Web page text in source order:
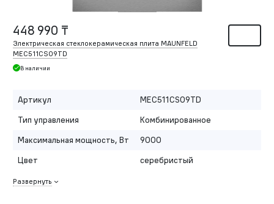
448 990 ₸
Электрическая стеклокерамическая плита MAUNFELD
MEC511CS09TD
В наличии
Артикул
MEC511CS09TD
Тип управления
Комбинированное
Максимальная мощность, Вт
9000
Цвет
серебристый
Развернуть